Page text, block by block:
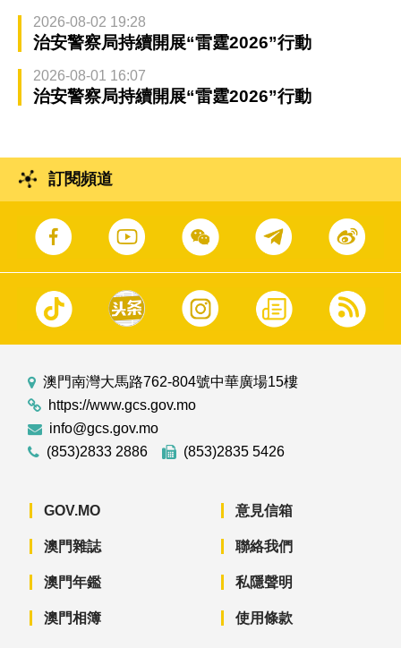
2026-08-02 19:28
治安警察局持續開展“雷霆2026”行動
2026-08-01 16:07
治安警察局持續開展“雷霆2026”行動
訂閱頻道
澳門南灣大馬路762-804號中華廣場15樓
https://www.gcs.gov.mo
info@gcs.gov.mo
(853)2833 2886
(853)2835 5426
GOV.MO
澳門雜誌
澳門年鑑
澳門相簿
意見信箱
聯絡我們
私隱聲明
使用條款